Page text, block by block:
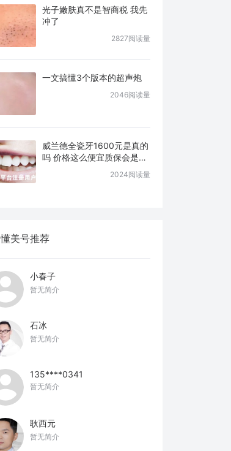
光子嫩肤真不是智商税 我先
冲了
2827阅读量
一文搞懂3个版本的超声炮
2046阅读量
威兰德全瓷牙1600元是真的
吗 价格这么便宜质保会是几
2024阅读量
懂美号推荐
小春子
暂无简介
石冰
暂无简介
135****0341
暂无简介
耿西元
暂无简介